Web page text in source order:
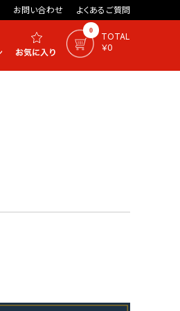
お問い合わせ よくあるご質問
0
TOTAL
￥0